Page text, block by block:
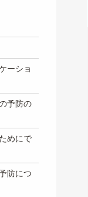
ーショ
予防の
めにで
防につ